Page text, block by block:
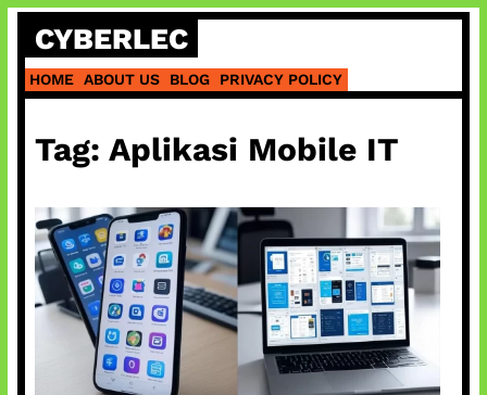
Skip
content
CYBERLEC
HOME ABOUT US BLOG PRIVACY POLICY
Tag: Aplikasi Mobile IT